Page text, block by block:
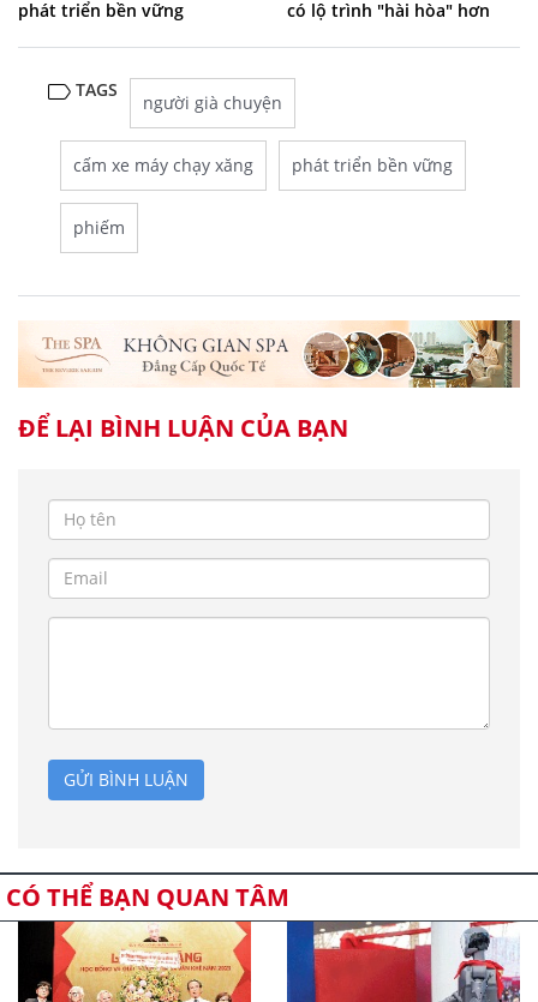
phát triển bền vững
có lộ trình "hài hòa" hơn
TAGS
người già chuyện
cấm xe máy chạy xăng phát triển bền vững
phiếm
ĐỂ LẠI BÌNH LUẬN CỦA BẠN
GỬI BÌNH LUẬN
CÓ THỂ BẠN QUAN TÂM